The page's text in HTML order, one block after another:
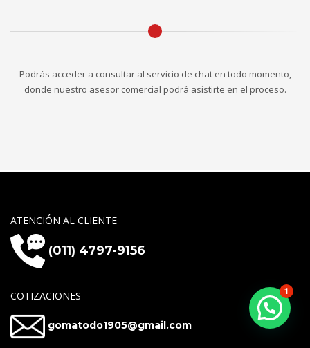
Podrás acceder a consultar al servicio de chat en todo momento,
donde nuestro asesor comercial podrá asistirte en el proceso.
ATENCIÓN AL CLIENTE
(011) 4797-9156
COTIZACIONES
gomatodo1905@gmail.com
1